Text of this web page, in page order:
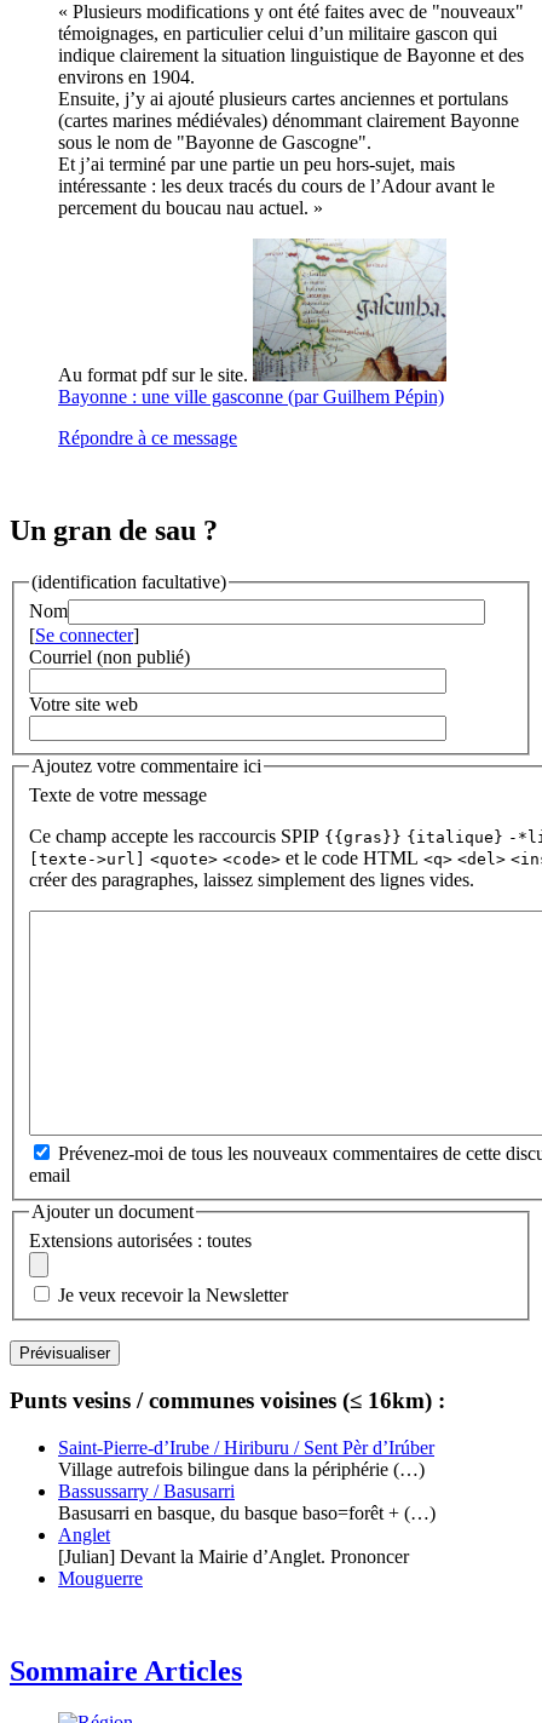
« Plusieurs modifications y ont été faites avec de "nouveaux"
témoignages, en particulier celui d’un militaire gascon qui
indique clairement la situation linguistique de Bayonne et des
environs en 1904.
Ensuite, j’y ai ajouté plusieurs cartes anciennes et portulans
(cartes marines médiévales) dénommant clairement Bayonne
sous le nom de "Bayonne de Gascogne".
Et j’ai terminé par une partie un peu hors-sujet, mais
intéressante : les deux tracés du cours de l’Adour avant le
percement du boucau nau actuel. »
Au format pdf sur le site.
Bayonne : une ville gasconne (par Guilhem Pépin)
Répondre à ce message
Un gran de sau ?
(identification facultative)
Nom
[Se connecter]
Courriel (non publié)
Votre site web
Ajoutez votre commentaire ici
Texte de votre message
Ce champ accepte les raccourcis SPIP {{gras}} {italique} -
[texte->url]
<quote> <code> et le code HTML <q> <del>
créer des paragraphes, laissez simplement des lignes vides.
Prévenez-moi de tous les nouveaux commentaires de cette
email
Ajouter un document
Extensions autorisées : toutes
Je veux recevoir la Newsletter
Punts vesins / communes voisines (≤ 16km) :
Saint-Pierre-d’Irube / Hiriburu / Sent Pèr d’Irúber
Village autrefois bilingue dans la périphérie (…)
Bassussarry / Basusarri
Basusarri en basque, du basque baso=forêt + (…)
Anglet
[Julian] Devant la Mairie d’Anglet. Prononcer
Mouguerre
Sommaire Articles